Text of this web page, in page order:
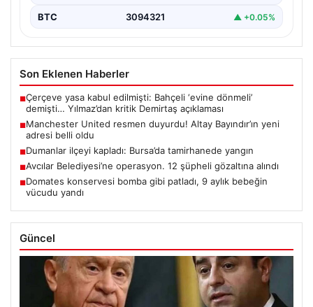
BTC 3094321 ▲ +0.05%
Son Eklenen Haberler
■Çerçeve yasa kabul edilmişti: Bahçeli ‘evine dönmeli’
demişti… Yılmaz’dan kritik Demirtaş açıklaması
■Manchester United resmen duyurdu! Altay Bayındır’ın yeni
adresi belli oldu
■Dumanlar ilçeyi kapladı: Bursa’da tamirhanede yangın
■Avcılar Belediyesi’ne operasyon. 12 şüpheli gözaltına alındı
■Domates konservesi bomba gibi patladı, 9 aylık bebeğin
vücudu yandı
Güncel